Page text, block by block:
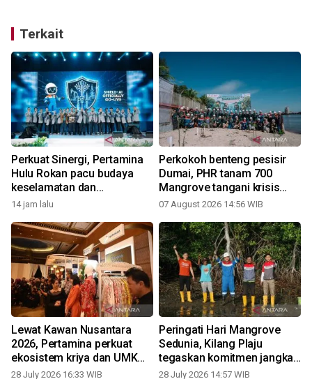
Terkait
Perkuat Sinergi, Pertamina
Hulu Rokan pacu budaya
keselamatan dan
profesionalisme kontraktor
14 jam lalu
Perkokoh benteng pesisir
Dumai, PHR tanam 700
Mangrove tangani krisis
iklim dan lindungi
07 August 2026 14:56 WIB
Lewat Kawan Nusantara
2026, Pertamina perkuat
ekosistem kriya dan UMKM
berbasis budaya
28 July 2026 16:33 WIB
Peringati Hari Mangrove
Sedunia, Kilang Plaju
tegaskan komitmen jangka
panjang lestarikan
28 July 2026 14:57 WIB